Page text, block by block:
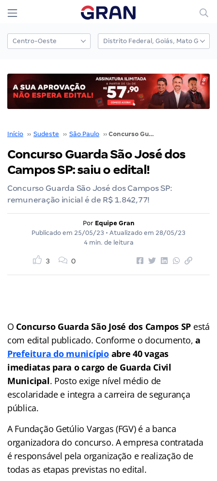
Início ›› Sudeste ›› São Paulo ›› Concurso Guarda São José dos Campos SP: saiu o edital!
Concurso Guarda São José dos
Campos SP: saiu o edital!
Concurso Guarda São José dos Campos SP:
remuneração inicial é de R$ 1.842,77!
Por Equipe Gran
Publicado em 25/05/23 • Atualizado em 28/05/23
4 min. de leitura
3 0
O Concurso Guarda São José dos Campos SP está
com edital publicado. Conforme o documento,a
Prefeitura do municípioabre 40 vagas
imediatas para o cargo de Guarda Civil
Municipal. Posto exige nível médio de
escolaridade e integra a carreira de segurança
pública.
A Fundação Getúlio Vargas (FGV) é a banca
organizadora do concurso. A empresa contratada
é responsável pela organização e realização de
todas as etapas previstas no edital.